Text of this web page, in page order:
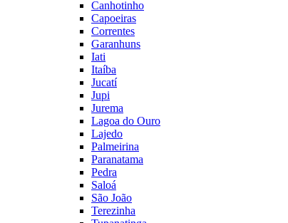
Canhotinho
Capoeiras
Correntes
Garanhuns
Iati
Itaíba
Jucatí
Jupi
Jurema
Lagoa do Ouro
Lajedo
Palmeirina
Paranatama
Pedra
Saloá
São João
Terezinha